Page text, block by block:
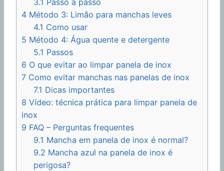
3.1 Passo a passo
4 Método 3: Limão para manchas leves
4.1 Como usar
5 Método 4: Água quente e detergente
5.1 Passos
6 O que evitar ao limpar panela de inox
7 Como evitar manchas nas panelas de inox
7.1 Dicas importantes
8 Vídeo: técnica prática para limpar panela de
inox
9 FAQ – Perguntas frequentes
9.1 Mancha em panela de inox é normal?
9.2 Mancha azul na panela de inox é
perigosa?